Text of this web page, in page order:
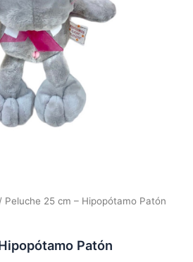
Peluche 25 cm – Hipopótamo Patón
Patón